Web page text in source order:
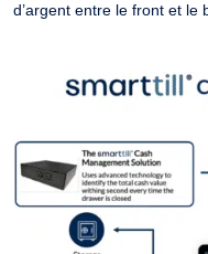
d’argent entre le front et le